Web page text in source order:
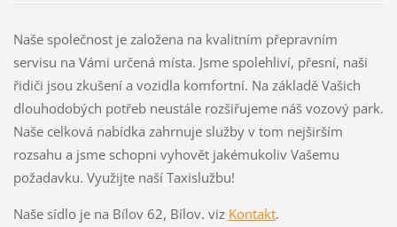
Naše společnost je založena na kvalitním přepravním
servisu na Vámi určená místa. Jsme spolehliví, přesní, naši
řidiči jsou zkušení a vozidla komfortní. Na základě Vašich
dlouhodobých potřeb neustále rozšiřujeme náš vozový park.
Naše celková nabídka zahrnuje služby v tom nejširším
rozsahu a jsme schopni vyhovět jakémukoliv Vašemu
požadavku. Využijte naší Taxislužbu!
Naše sídlo je na Bílov 62, Bílov. viz Kontakt.